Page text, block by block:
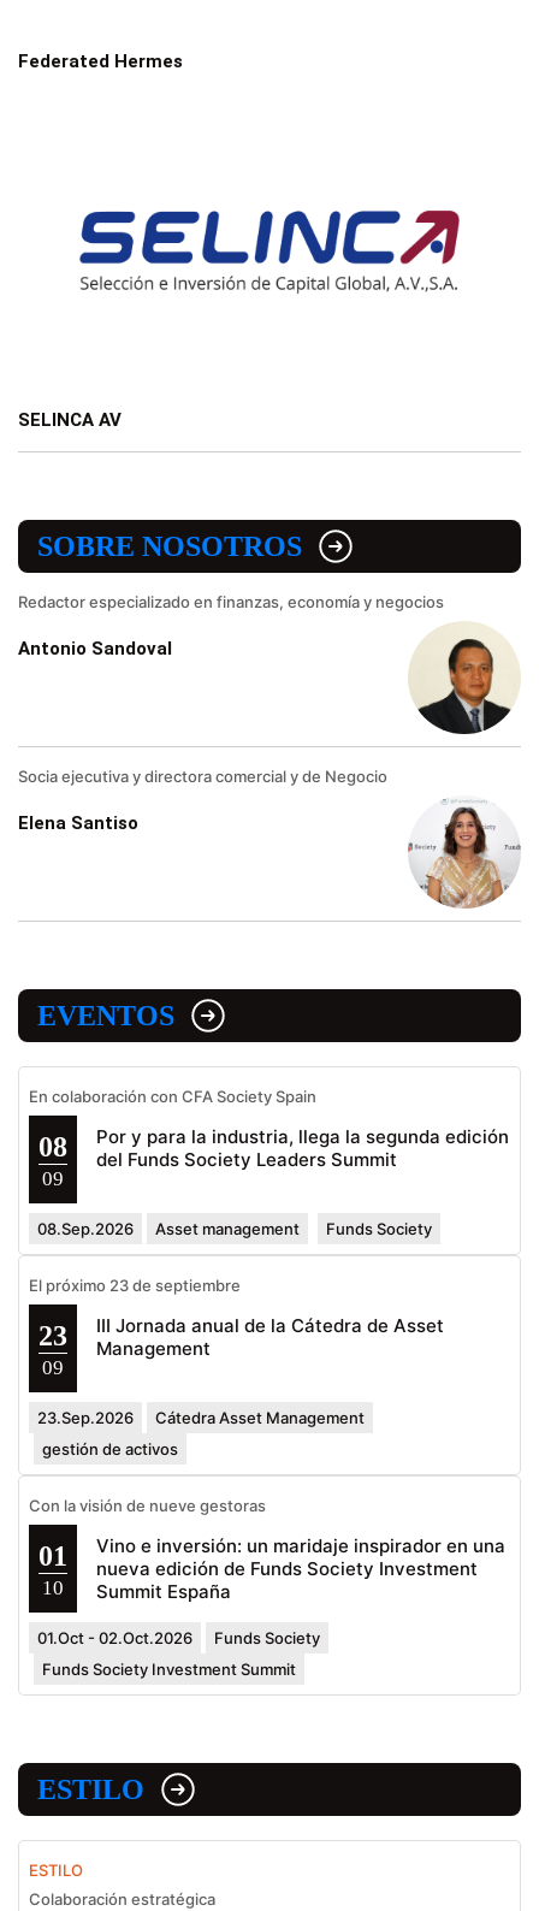
Federated Hermes
SELINCA AV
SOBRE NOSOTROS
Redactor especializado en finanzas, economía y negocios
Antonio Sandoval
Socia ejecutiva y directora comercial y de Negocio
Elena Santiso
EVENTOS
En colaboración con CFA Society Spain
08
09
Por y para la industria, llega la segunda edición
del Funds Society Leaders Summit
08.Sep.2026 Asset management Funds Society
El próximo 23 de septiembre
23
09
III Jornada anual de la Cátedra de Asset
Management
23.Sep.2026
Cátedra Asset Management
gestión de activos
Con la visión de nueve gestoras
01
10
Vino e inversión: un maridaje inspirador en una
nueva edición de Funds Society Investment
Summit España
01.Oct - 02.Oct.2026
Funds Society
Funds Society Investment Summit
ESTILO
ESTILO
Colaboración estratégica